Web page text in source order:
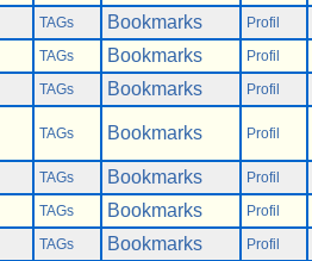
TAGs Bookmarks Profil
TAGs Bookmarks Profil
TAGs Bookmarks Profil
TAGs Bookmarks Profil
TAGs Bookmarks Profil
TAGs Bookmarks Profil
TAGs Bookmarks Profil